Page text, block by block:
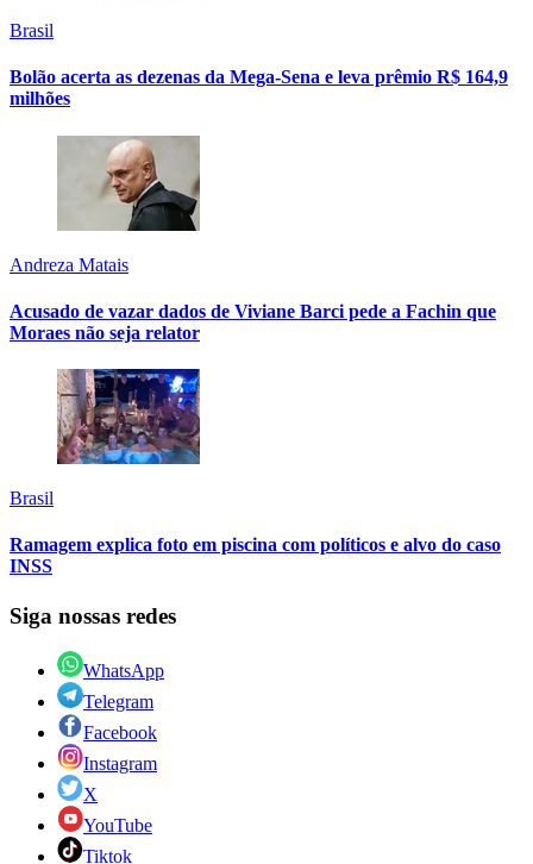
Brasil
Bolão acerta as dezenas da Mega-Sena e leva prêmio R$ 164,9
milhões
Andreza Matais
Acusado de vazar dados de Viviane Barci pede a Fachin que
Moraes não seja relator
Brasil
Ramagem explica foto em piscina com políticos e alvo do caso
INSS
Siga nossas redes
WhatsApp
Telegram
Facebook
Instagram
X
YouTube
Tiktok